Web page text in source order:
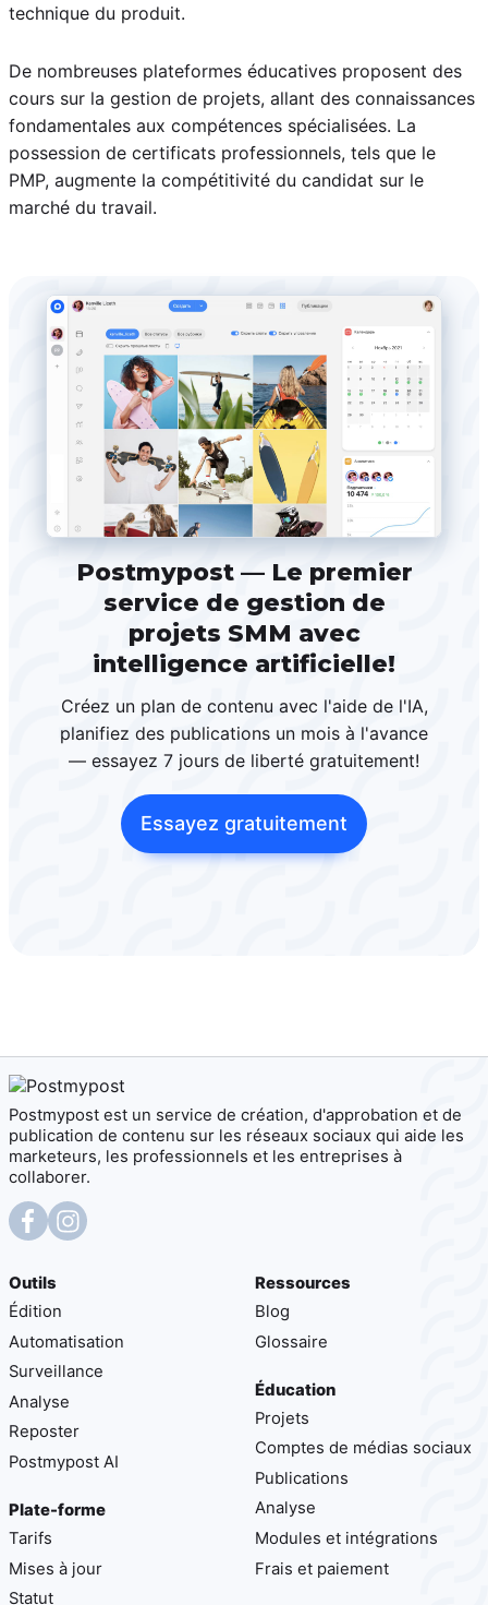
technique du produit.
De nombreuses plateformes éducatives proposent des
cours sur la gestion de projets, allant des connaissances
fondamentales aux compétences spécialisées. La
possession de certificats professionnels, tels que le
PMP, augmente la compétitivité du candidat sur le
marché du travail.
Postmypost — Le premier
service de gestion de
projets SMM avec
intelligence artificielle!
Créez un plan de contenu avec l'aide de l'IA,
planifiez des publications un mois à l'avance
— essayez 7 jours de liberté gratuitement!
Essayez gratuitement
Postmypost est un service de création, d'approbation et de
publication de contenu sur les réseaux sociaux qui aide les
marketeurs, les professionnels et les entreprises à
collaborer.
Outils
Édition
Automatisation
Surveillance
Analyse
Reposter
Postmypost AI
Plate-forme
Tarifs
Mises à jour
Statut
Ressources
Blog
Glossaire
Éducation
Projets
Comptes de médias sociaux
Publications
Analyse
Modules et intégrations
Frais et paiement